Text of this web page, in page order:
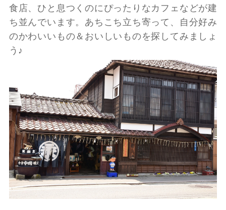
食店、ひと息つくのにぴったりなカフェなどが建
ち並んでいます。あちこち立ち寄って、自分好み
のかわいいもの＆おいしいものを探してみましょ
う♪